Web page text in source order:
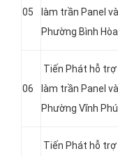
05
làm trần Panel
Phường Bình Hòa
06
Tiến Phát hỗ
làm trần Panel
Phường Vĩnh Phú
Tiến Phát hỗ